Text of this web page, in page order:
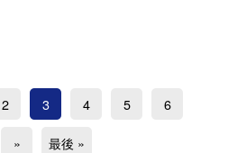
2 3 4 5 6
» 最後 »